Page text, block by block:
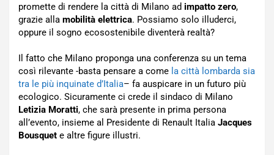
promette di rendere la città di Milano ad impatto zero,
grazie alla mobilità elettrica. Possiamo solo illuderci,
oppure il sogno ecosostenibile diventerà realtà?
Il fatto che Milano proponga una conferenza su un tema
così rilevante -basta pensare a come la città lombarda sia
tra le più inquinate d’Italia– fa auspicare in un futuro più
ecologico. Sicuramente ci crede il sindaco di Milano
Letizia Moratti, che sarà presente in prima persona
all’evento, insieme al Presidente di Renault Italia Jacques
Bousquet e altre figure illustri.